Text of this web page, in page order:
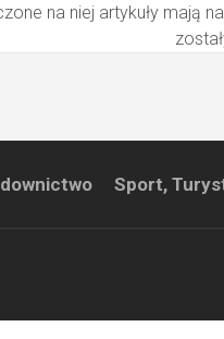
na niej artykuły
Sport,